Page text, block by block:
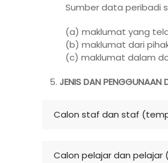
Sumber data peribadi
(a) maklumat yang
(b) maklumat dari
(c) maklumat dalam
JENIS DAN PENGGUNAAN
Calon staf dan staf
Calon pelajar dan